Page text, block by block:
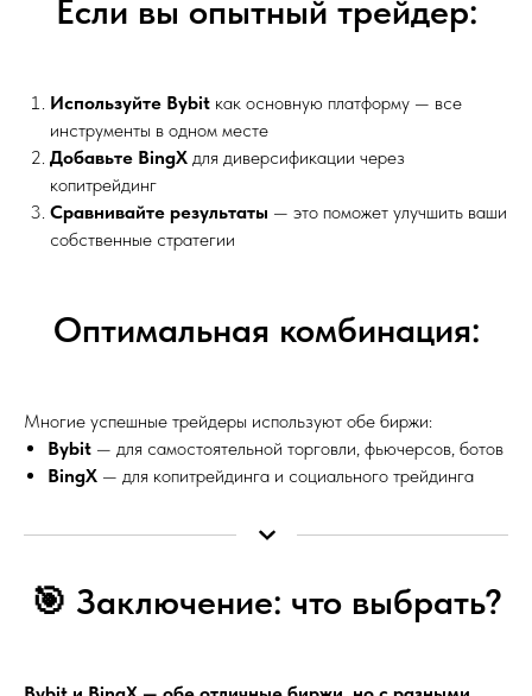
Если вы опытный трейдер:
Используйте Bybit как основную платформу — все
инструменты в одном месте
Добавьте BingX для диверсификации через
копитрейдинг
Сравнивайте результаты — это поможет улучшить ваши
собственные стратегии
Оптимальная комбинация:
Многие успешные трейдеры используют обе биржи:
Bybit — для самостоятельной торговли, фьючерсов, ботов
BingX — для копитрейдинга и социального трейдинга
🎯 Заключение: что выбрать?